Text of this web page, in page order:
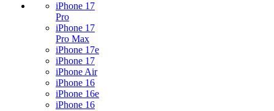
iPhone 17
Pro
iPhone 17
Pro Max
iPhone 17e
iPhone 17
iPhone Air
iPhone 16
iPhone 16e
iPhone 16